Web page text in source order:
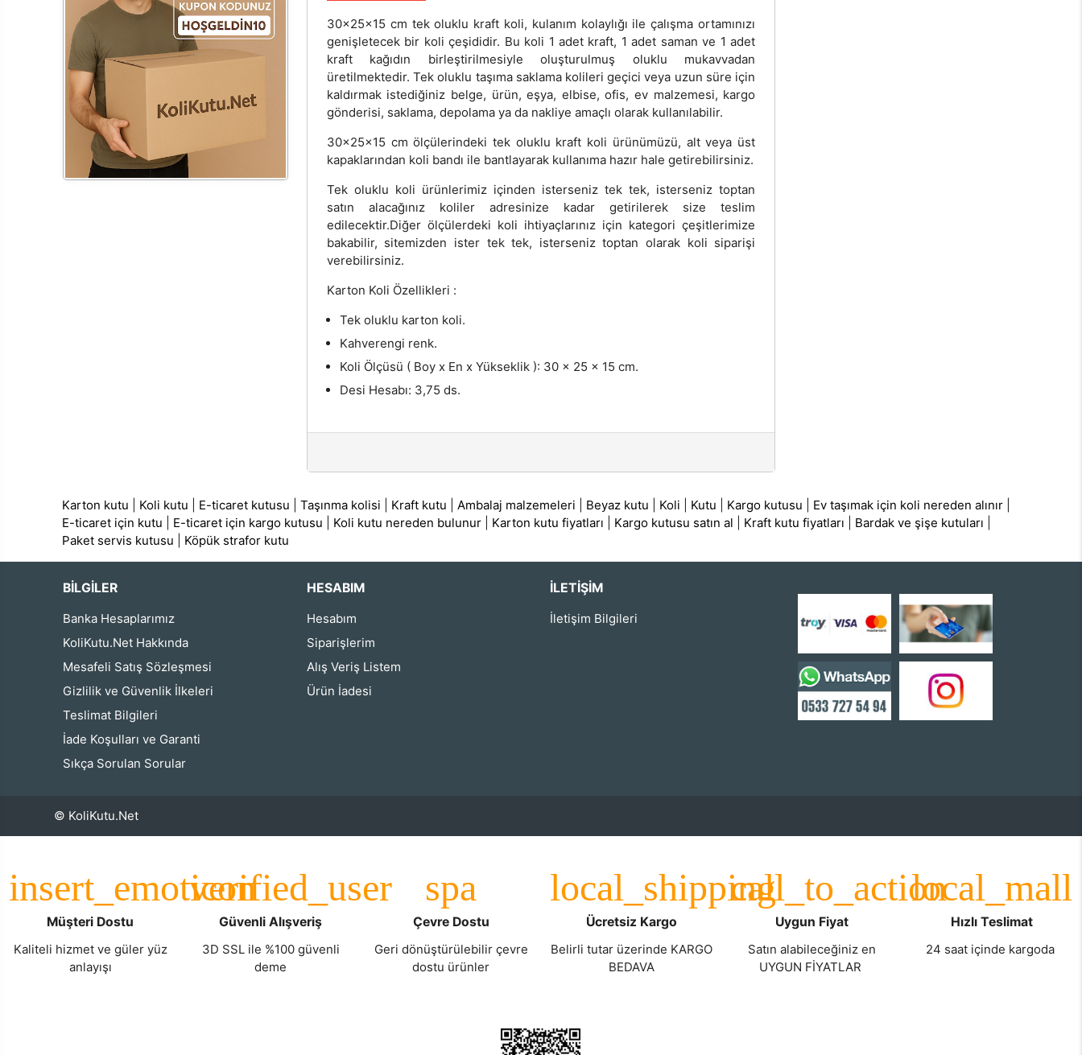
30x25x15 cm tek oluklu kraft koli, kulanım kolaylığı ile çalışma ortamınızı
genişletecek bir koli çeşididir. Bu koli 1 adet kraft, 1 adet saman ve 1 adet
kraft kağıdın birleştirilmesiyle oluşturulmuş oluklu mukavvadan
üretilmektedir. Tek oluklu taşıma saklama kolileri geçici veya uzun süre için
kaldırmak istediğiniz belge, ürün, eşya, elbise, ofis, ev malzemesi, kargo
gönderisi, saklama, depolama ya da nakliye amaçlı olarak kullanılabilir.
30x25x15 cm ölçülerindeki tek oluklu kraft koli ürünümüzü, alt veya üst
kapaklarından koli bandı ile bantlayarak kullanıma hazır hale getirebilirsiniz.
Tek oluklu koli ürünlerimiz içinden isterseniz tek tek, isterseniz toptan
satın alacağınız koliler adresinize kadar getirilerek size teslim
edilecektir.Diğer ölçülerdeki koli ihtiyaçlarınız için kategori çeşitlerimize
bakabilir, sitemizden ister tek tek, isterseniz toptan olarak koli siparişi
verebilirsiniz.
Karton Koli Özellikleri :
Tek oluklu karton koli.
Kahverengi renk.
Koli Ölçüsü ( Boy x En x Yükseklik ): 30 x 25 x 15 cm.
Desi Hesabı: 3,75 ds.
Karton kutu Koli kutu E-ticaret kutusu |Taşınma kolisi Kraft kutu Ambalaj malzemeleri Beyaz kutu Koli Kutu Kargo kutusu Ev taşımak için koli nereden alınır
E-ticaret için kutu
E-ticaret için kargo kutusu Koli kutu nereden bulunur Karton kutu fiyatları Kargo kutusu satın al Kraft kutu fiyatları Bardak ve şişe kutuları
Paket servis kutusu
Köpük strafor kutu
BİLGİLER
Banka Hesaplarımız
KoliKutu.Net Hakkında
Mesafeli Satış Sözleşmesi
Gizlilik ve Güvenlik İlkeleri
Teslimat Bilgileri
İade Koşulları ve Garanti
Sıkça Sorulan Sorular
HESABIM
Hesabım
Siparişlerim
Alış Veriş Listem
Ürün İadesi
İLETIŞIM
İletişim Bilgileri
© KoliKutu.Net
Müşteri Dostu
Kaliteli hizmet ve güler yüz
anlayışı
Güvenli Alışveriş
3D SSL ile %100 güvenli
deme
Çevre Dostu
Geri dönüştürülebilir çevre
dostu ürünler
Ücretsiz Kargo
Belirli tutar üzerinde KARGO
BEDAVA
Uygun Fiyat
Satın alabileceğiniz en
UYGUN FİYATLAR
Hızlı Teslimat
24 saat içinde kargoda